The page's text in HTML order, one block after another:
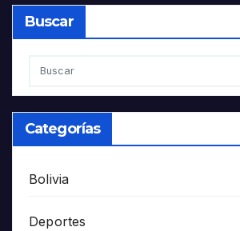
Buscar
Categorías
Bolivia
Deportes